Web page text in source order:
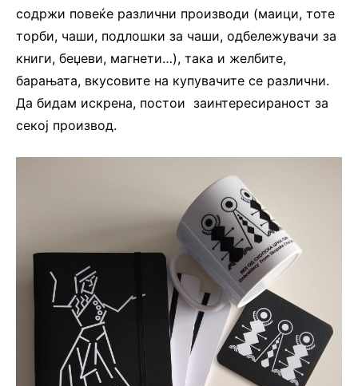
содржи повеќе различни производи (маици, тоте
торби, чаши, подлошки за чаши, одбележувачи за
книги, беџеви, магнети…), така и желбите,
барањата, вкусовите на купувачите се различни.
Да бидам искрена, постои заинтересираност за
секој производ.